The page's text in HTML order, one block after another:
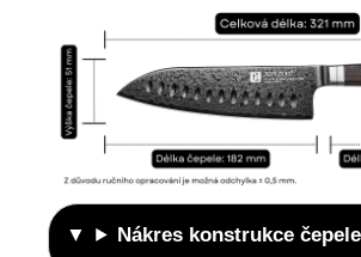
Nákres konstrukce